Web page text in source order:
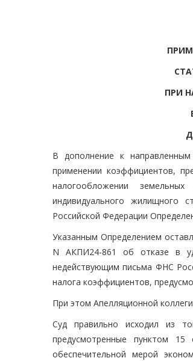
ПРИ
В дополнение к
применении коэффициентов,
налогообложении
индивидуального жилищного
Российской Федерации
Указанным Определением
N АКПИ24-861 об отказе в
недействующим письма ФНС
налога коэффициентов,
При этом Апелляционной
Суд правильно исходил из
предусмотренные пунктом 15
обеспечительной мерой